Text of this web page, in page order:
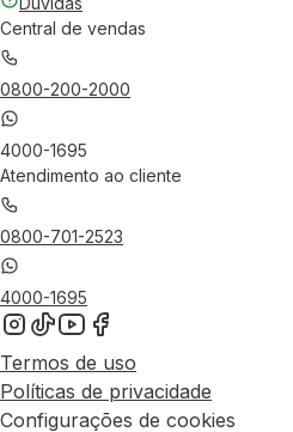
Central de vendas
0800-200-2000
4000-1695
Atendimento ao cliente
0800-701-2523
4000-1695
Termos de uso
Políticas de privacidade
Configurações de cookies